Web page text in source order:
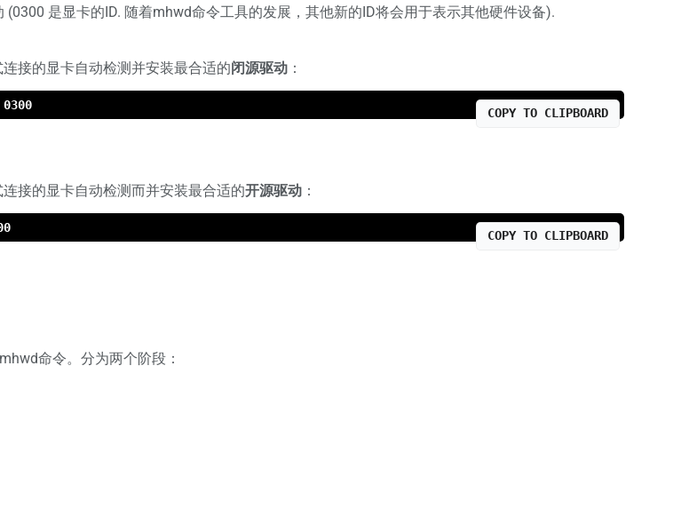
(0300 是显卡的ID. 随着mhwd命令工具的发展，其他新的ID将会用于表示其他硬件设备).
接的显卡自动检测并安装最合适的闭源驱动 ：
COPY TO CLIPBOARD
接的显卡自动检测而并安装最合适的开源驱动 ：
COPY TO CLIPBOARD
命令。分为两个阶段：